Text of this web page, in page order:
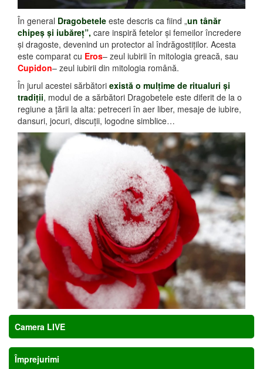
În general Dragobetele este descris ca fiind „un tânăr
chipeş şi iubăreţ”, care inspiră fetelor şi femeilor încredere
şi dragoste, devenind un protector al îndrăgostiţilor. Acesta
este comparat cu Eros– zeul iubirii în mitologia greacă, sau
Cupidon– zeul iubirii din mitologia română.
În jurul acestei sărbători există o mulţime de ritualuri şi
tradiţii, modul de a sărbători Dragobetele este diferit de la o
regiune a ţării la alta: petreceri în aer liber, mesaje de iubire,
dansuri, jocuri, discuţii, logodne simblice…
Camera LIVE
Împrejurimi